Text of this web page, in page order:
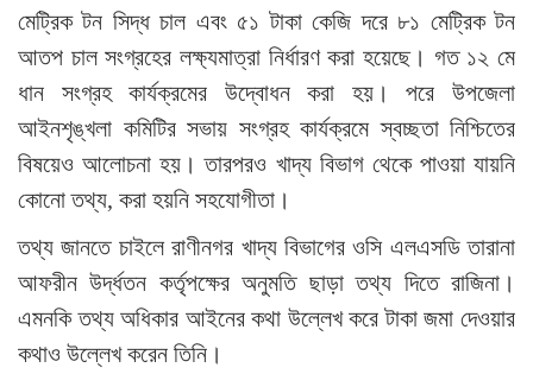
মেট্রিক টন সিদ্ধ চাল এবং ৫১ টাকা কেজি দরে ৮১ মেট্রিক টন
আতপ চাল সংগ্রহের লক্ষ্যমাত্রা নির্ধারণ করা হয়েছে। গত ১২ মে
ধান সংগ্রহ কার্যক্রমের উদ্বোধন করা হয়। পরে উপজেলা
আইনশৃঙ্খলা কমিটির সভায় সংগ্রহ কার্যক্রমে স্বচ্ছতা নিশ্চিতের
বিষয়েও আলোচনা হয়। তারপরও খাদ্য বিভাগ থেকে পাওয়া যায়নি
কোনো তথ্য, করা হয়নি সহযোগীতা।
তথ্য জানতে চাইলে রাণীনগর খাদ্য বিভাগের ওসি এলএসডি তারানা
আফরীন উর্দ্ধতন কর্তৃপক্ষের অনুমতি ছাড়া তথ্য দিতে রাজিনা।
এমনকি তথ্য অধিকার আইনের কথা উল্লেখ করে টাকা জমা দেওয়ার
কথাও উল্লেখ করেন তিনি।